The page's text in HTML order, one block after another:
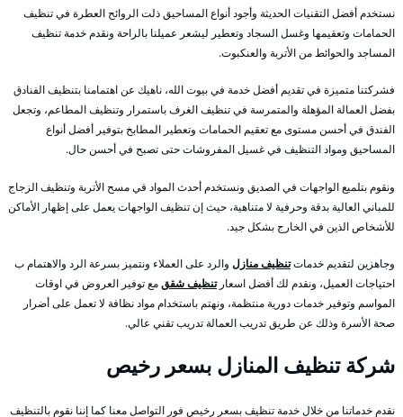
نستخدم أفضل التقنيات الحديثة وأجود أنواع المساحيق ذلت الروائح العطرة في تنظيف
الحمامات وتعقيمها وغسل السجاد وتعطير ليشعر عميلنا بالراحة ونقدم خدمة تنظيف
المساجد والحوائط من الأتربة والعنكبوت.
فشركتنا متميزة في تقديم أفضل خدمة في بيوت الله، ناهيك عن اهتمامنا بتنظيف الفنادق
بفضل العمالة المؤهلة والمتمرسة في تنظيف الغرف باستمرار وتنظيف المطاعم، وتجعل
الفندق في أحسن مستوى مع تعقيم الحمامات وتعطير المطابخ بتوفير أفضل أنواع
المساحيق ومواد التنظيف في غسيل المفروشات حتى تصبح في أحسن حال.
ونقوم بتلميع الواجهات في الصديق ونستخدم أحدث المواد في مسح الأتربة وتنظيف الزجاج
للمباني العالية بدقة وحرفية لا متناهية، حيث إن تنظيف الواجهات يعمل على إظهار الأماكن
للأشخاص الذين في الخارج بشكل جيد.
وجاهزين لتقديم خدماتتنظيف منازل والرد على العملاء ونتميز بسرعة الرد والاهتمام ب
احتياجات العميل، ونقدم لك أفضل اسعارتنظيف شققمع توفير العروض في اوقات
المواسم وتوفير خدمات دورية منتظمة، ونهتم باستخدام مواد نظافة لا تعمل على أضرار
صحة الأسرة وذلك عن طريق تدريب العمالة تدريب تقني عالي.
شركة تنظيف المنازل بسعر رخيص
نقدم خدماتنا من خلال خدمة تنظيف بسعر رخيص فور التواصل معنا كما إننا نقوم بالتنظيف